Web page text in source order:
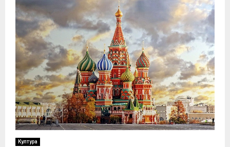
Култура